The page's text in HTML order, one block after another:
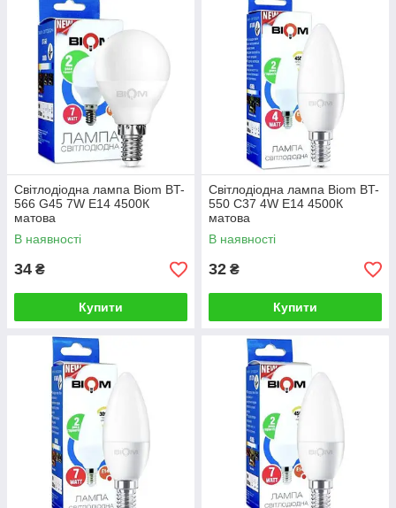
Світлодіодна лампа Biom BT-
566 G45 7W E14 4500К
матова
В наявності
34 ₴
Купити
Світлодіодна лампа Biom BT-
550 C37 4W E14 4500К
матова
В наявності
32 ₴
Купити